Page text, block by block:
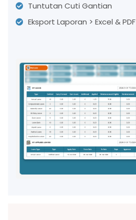
Tuntutan Cuti Gantian
Eksport Laporan > Excel & PDF